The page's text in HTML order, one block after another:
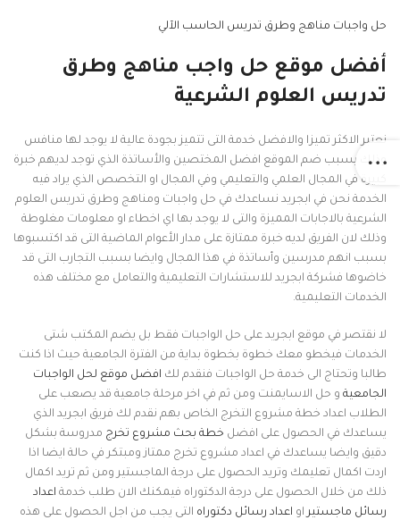
حل واجبات مناهج وطرق تدريس الحاسب الآلي
أفضل موقع حل واجب مناهج وطرق
تدريس العلوم الشرعية
نعتبر الاكثر تميزا والافضل خدمة التى تتميز بجودة عالية لا يوجد لها منافس
وذلك بسبب ضم الموقع افضل المختصين والأساتذة الذي توجد لديهم خبرة
كبيرة في المجال العلمي والتعليمي وفي المجال او التخصص الذي يراد فيه
الخدمة نحن في ابجريد نساعدك في حل واجبات ومناهج وطرق تدريس العلوم
الشرعية بالاجابات المميزة والتى لا يوجد بها اي اخطاء او معلومات مغلوطة
وذلك لان الفريق لديه خبرة ممتازة على مدار الأعوام الماضية التى قد اكتسبوها
بسبب انهم مدرسين وأساتذة في هذا المجال وايضا بسبب التجارب التى قد
خاضوها فشركة ابجريد للاستشارات التعليمية والتعامل مع مختلف هذه
الخدمات التعليمية.
لا نقتصر في موقع ابجريد على حل الواجبات فقط بل يضم المكتب شتى
الخدمات فيخطو معك خطوة بخطوة بداية من الفترة الجامعية حيث اذا كنت
طالبا وتحتاج الى خدمة حل الواجبات فنقدم لك افضل موقع لحل الواجبات
الجامعية و حل الاسايمنت ومن ثم في اخر مرحلة جامعية قد يصعب على
الطلاب اعداد خطة مشروع التخرج الخاص بهم نقدم لك فريق ابجريد الذي
يساعدك في الحصول على افضل خطة بحث مشروع تخرج مدروسة بشكل
دقيق وايضا يساعدك في اعداد مشروع تخرج ممتاز ومبتكر في حالة ايضا اذا
اردت اكمال تعليمك وتريد الحصول على درجة الماجستير ومن ثم تريد اكمال
ذلك من خلال الحصول على درجة الدكتوراه فيمكنك الان طلب خدمة اعداد
رسائل ماجستير او اعداد رسائل دكتوراه التى يجب من اجل الحصول على هذه